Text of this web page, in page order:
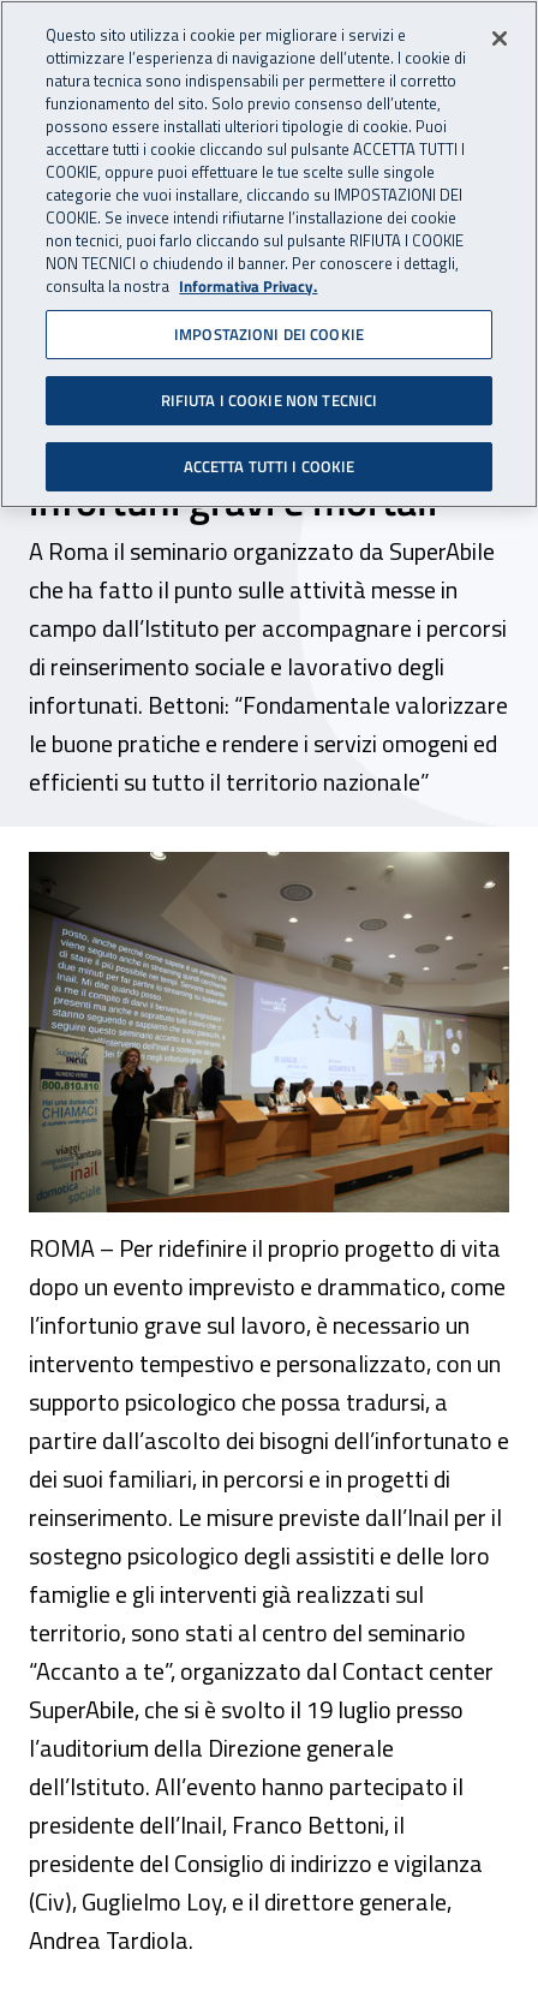
INAIL - Istituto Nazionale
Apri cerca
Navigazione principale
Navigazione - Ti trovi in:
Home Inail comunica News
20 luglio 2022
“Accanto a te”, l’impegno
dell’Inail per sostenere i
lavoratori e i familiari negli
infortuni gravi e mortali
A Roma il seminario organizzato da SuperAbile
che ha fatto il punto sulle attività messe in
campo dall’Istituto per accompagnare i percorsi
di reinserimento sociale e lavorativo degli
infortunati. Bettoni: “Fondamentale valorizzare
le buone pratiche e rendere i servizi omogeni ed
efficienti su tutto il territorio nazionale”
“Accanto a te”, l’impegno dell’Inail
ROMA – Per ridefinire il proprio progetto di vita
dopo un evento imprevisto e drammatico, come
l’infortunio grave sul lavoro, è necessario un
intervento tempestivo e personalizzato, con un
supporto psicologico che possa tradursi, a
partire dall’ascolto dei bisogni dell’infortunato e
dei suoi familiari, in percorsi e in progetti di
reinserimento. Le misure previste dall’Inail per il
sostegno psicologico degli assistiti e delle loro
famiglie e gli interventi già realizzati sul
territorio, sono stati al centro del seminario
“Accanto a te”, organizzato dal Contact center
SuperAbile, che si è svolto il 19 luglio presso
l’auditorium della Direzione generale
dell’Istituto. All’evento hanno partecipato il
presidente dell’Inail, Franco Bettoni, il
presidente del Consiglio di indirizzo e vigilanza
(Civ), Guglielmo Loy, e il direttore generale,
Andrea Tardiola.
Questo sito utilizza i cookie per migliorare i servizi e
ottimizzare l’esperienza di navigazione dell’utente. I cookie di
natura tecnica sono indispensabili per permettere il corretto
funzionamento del sito. Solo previo consenso dell’utente,
possono essere installati ulteriori tipologie di cookie. Puoi
accettare tutti i cookie cliccando sul pulsante ACCETTA TUTTI I
COOKIE, oppure puoi effettuare le tue scelte sulle singole
categorie che vuoi installare, cliccando su IMPOSTAZIONI DEI
COOKIE. Se invece intendi rifiutarne l’installazione dei cookie
non tecnici, puoi farlo cliccando sul pulsante RIFIUTA I COOKIE
NON TECNICI o chiudendo il banner. Per conoscere i dettagli,
consulta la nostra Informativa Privacy.
IMPOSTAZIONI DEI COOKIE
RIFIUTA I COOKIE NON TECNICI
ACCETTA TUTTI I COOKIE